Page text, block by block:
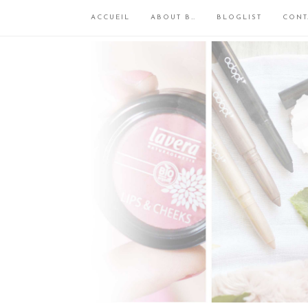
ACCUEIL ABOUT B… BLOGLIST